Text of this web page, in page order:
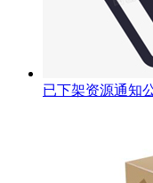
已下架资源通知